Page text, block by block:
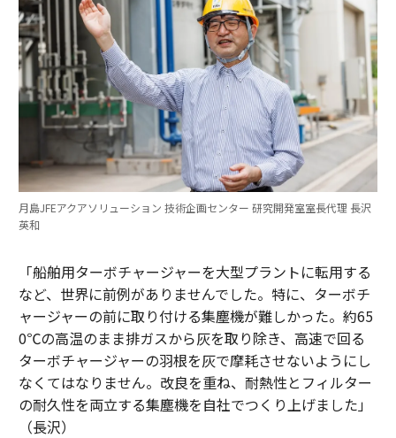
月島JFEアクアソリューション 技術企画センター 研究開発室室長代理 長沢
英和
「船舶用ターボチャージャーを大型プラントに転用する
など、世界に前例がありませんでした。特に、ターボチ
ャージャーの前に取り付ける集塵機が難しかった。約65
0℃の高温のまま排ガスから灰を取り除き、高速で回る
ターボチャージャーの羽根を灰で摩耗させないようにし
なくてはなりません。改良を重ね、耐熱性とフィルター
の耐久性を両立する集塵機を自社でつくり上げました」
（長沢）